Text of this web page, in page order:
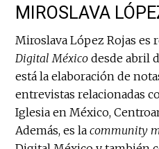
MIROSLAVA
Miroslava López Rojas es
Digital México desde abril
está la elaboración de
entrevistas relacionadas
Iglesia en México,
Además, es lacommunity